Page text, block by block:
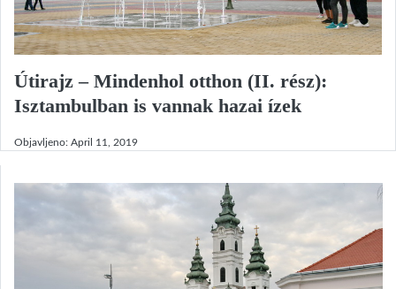
Útirajz – Mindenhol otthon (II. rész):
Isztambulban is vannak hazai ízek
Objavljeno: April 11, 2019